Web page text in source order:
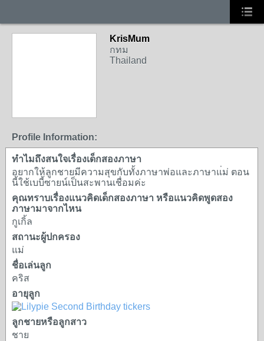
KrisMum
กทม
Thailand
Profile Information:
ทำไมถึงสนใจเรื่องเด็กสองภาษา
อยากให้ลูกชายมีความสุขกับทั้งภาษาพ่อและภาษาแ่ม่ ตอน
นี้ใช้เบบี้ซายน์เป็นสะพานเชื่อมค่ะ
คุณทราบเรื่องแนวคิดเด็กสองภาษา หรือแนวคิดพูดสอง
ภาษามาจากไหน
กูเกิ้ล
สถานะผู้ปกครอง
แม่
ชื่อเล่นลูก
คริส
อายุลูก
ลูกชายหรือลูกสาว
ชาย